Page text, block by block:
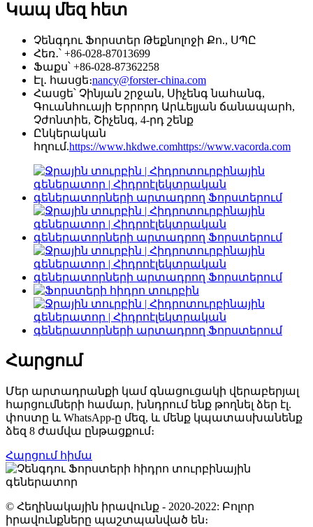
Կապ մեզ հետ
Չենգդու Ֆորստեր Թեքնոլոջի Քո., ՍՊԸ
Հեռ․՝ +86-028-87013699
Ֆաքս՝ +86-028-87362258
Էլ․ հասցե։nancy@forster-china.com
Հասցե՝ Չինյան շրջան, Սիչենգ նահանգ,
Գուանհուայի Երրորդ Արևելյան ճանապարհ,
Չժոնտիե, Շիչենգ, 4-րդ շենք
Ընկերական
հղում.https://www.hkdwe.comhttps://www.vacorda.com
Հարցում
Մեր արտադրանքի կամ գնացուցակի վերաբերյալ
հարցումների համար, խնդրում ենք թողնել ձեր էլ.
փոստը և WhatsApp-ը մեզ, և մենք կպատասխանենք
ձեզ 8 ժամվա ընթացքում։
Հարցում հիմա
© Հեղինակային իրավունք - 2020-2022: Բոլոր
իրավունքները պաշտպանված են։